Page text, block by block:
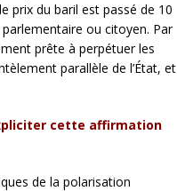
prix du baril est passé de 10
ou citoyen. Par
prête à perpétuer les
parallèle de l’État, et
cette affirmation
de la polarisation